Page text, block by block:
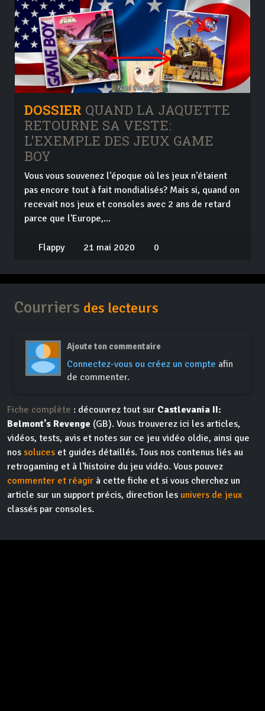
DOSSIER QUAND LA JAQUETTE
RETOURNE SA VESTE:
L'EXEMPLE DES JEUX GAME
BOY
Vous vous souvenez l'époque où les jeux n'étaient
pas encore tout à fait mondialisés? Mais si, quand on
recevait nos jeux et consoles avec 2 ans de retard
parce que l'Europe,...
Flappy 21 mai 2020 0
Courriers des lecteurs
Ajoute ton commentaire
Connectez-vous ou créez un compte afin
de commenter.
Fiche complète : découvrez tout sur Castlevania II:
Belmont's Revenge (GB). Vous trouverez ici les articles,
vidéos, tests, avis et notes sur ce jeu vidéo oldie, ainsi que
nos soluces et guides détaillés. Tous nos contenus liés au
retrogaming et à l'histoire du jeu vidéo. Vous pouvez
commenter et réagir à cette fiche et si vous cherchez un
article sur un support précis, direction les univers de jeux
classés par consoles.